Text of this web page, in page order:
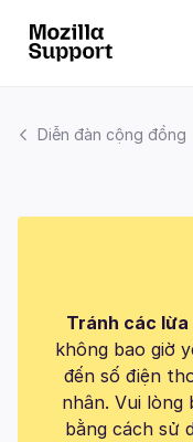
Diễn đàn cộng đồng
Tránh các
không bao giờ
đến số điện
nhân. Vui lòng
bằng cách sử